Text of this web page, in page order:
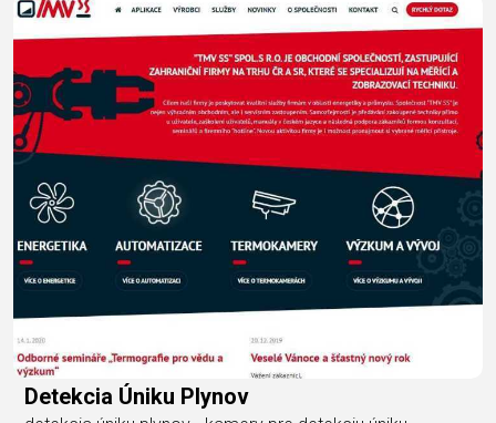
Detekcia Úniku Plynov